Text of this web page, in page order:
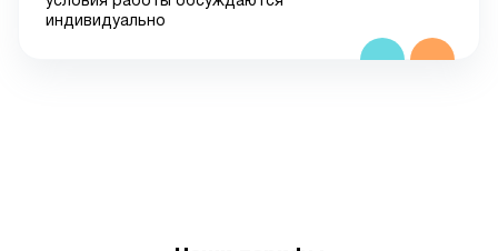
индивидуально